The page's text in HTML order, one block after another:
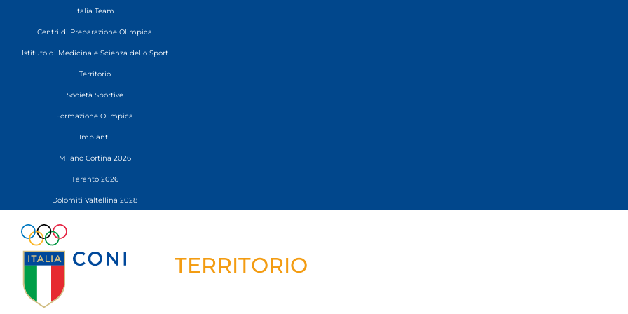
Italia Team
Centri di Preparazione Olimpica
Istituto di Medicina e Scienza dello Sport
Territorio
Società Sportive
Formazione Olimpica
Impianti
Milano Cortina 2026
Taranto 2026
Dolomiti Valtellina 2028
TERRITORIO